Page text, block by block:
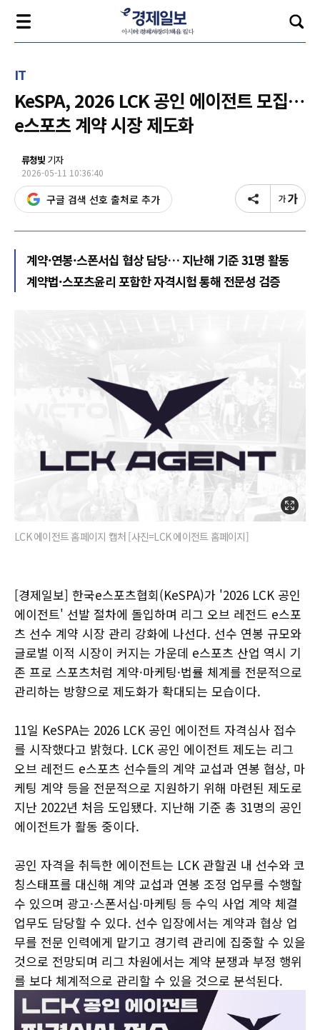
IT
KeSPA, 2026 LCK 공인 에이전트 모집…
e스포츠 계약 시장 제도화
류청빛 기자
2026-05-11 10:36:40
구글 검색 선호 출처로 추가
계약·연봉·스폰서십 협상 담당… 지난해 기준 31명 활동
계약법·스포츠윤리 포함한 자격시험 통해 전문성 검증
LCK 에이전트 홈페이지 캡처 [사진=LCK 에이전트 홈페이지]
[경제일보] 한국e스포츠협회(KeSPA)가 '2026 LCK 공인
에이전트' 선발 절차에 돌입하며 리그 오브 레전드 e스포
츠 선수 계약 시장 관리 강화에 나선다. 선수 연봉 규모와
글로벌 이적 시장이 커지는 가운데 e스포츠 산업 역시 기
존 프로 스포츠처럼 계약·마케팅·법률 체계를 전문적으로
관리하는 방향으로 제도화가 확대되는 모습이다.
11일 KeSPA는 2026 LCK 공인 에이전트 자격심사 접수
를 시작했다고 밝혔다. LCK 공인 에이전트 제도는 리그
오브 레전드 e스포츠 선수들의 계약 교섭과 연봉 협상, 마
케팅 계약 등을 전문적으로 지원하기 위해 마련된 제도로
지난 2022년 처음 도입됐다. 지난해 기준 총 31명의 공인
에이전트가 활동 중이다.
공인 자격을 취득한 에이전트는 LCK 관할권 내 선수와 코
칭스태프를 대신해 계약 교섭과 연봉 조정 업무를 수행할
수 있으며 광고·스폰서십·마케팅 등 수익 사업 계약 체결
업무도 담당할 수 있다. 선수 입장에서는 계약과 협상 업
무를 전문 인력에게 맡기고 경기력 관리에 집중할 수 있을
것으로 전망되며 리그 차원에서는 계약 분쟁과 부정 행위
를 보다 체계적으로 관리할 수 있을 것으로 분석된다.